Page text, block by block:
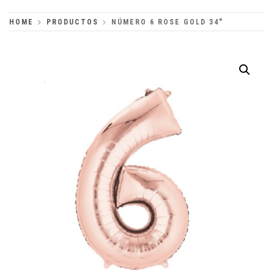
HOME PRODUCTOS NÚMERO 6 ROSE GOLD 34″